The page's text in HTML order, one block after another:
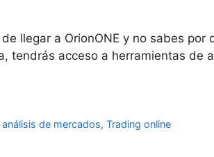
llegar a OrionONE y no sabes por
tendrás acceso a herramientas de
de mercados,Trading online